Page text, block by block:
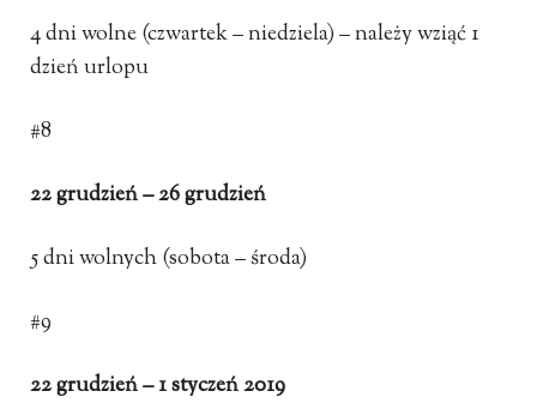
4 dni wolne (czwartek – niedziela) – należy wziąć 1
dzień urlopu
#8
22 grudzień – 26 grudzień
5 dni wolnych (sobota – środa)
#9
22 grudzień – 1 styczeń 2019